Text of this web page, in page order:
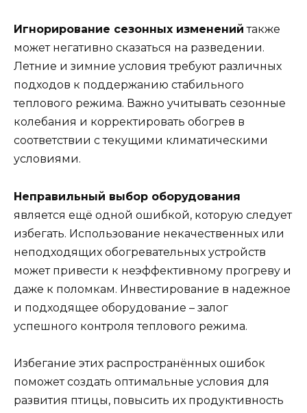
Игнорирование сезонных изменений также
может негативно сказаться на разведении.
Летние и зимние условия требуют различных
подходов к поддержанию стабильного
теплового режима. Важно учитывать сезонные
колебания и корректировать обогрев в
соответствии с текущими климатическими
условиями.
Неправильный выбор оборудования
является ещё одной ошибкой, которую следует
избегать. Использование некачественных или
неподходящих обогревательных устройств
может привести к неэффективному прогреву и
даже к поломкам. Инвестирование в надежное
и подходящее оборудование – залог
успешного контроля теплового режима.
Избегание этих распространённых ошибок
поможет создать оптимальные условия для
развития птицы, повысить их продуктивность